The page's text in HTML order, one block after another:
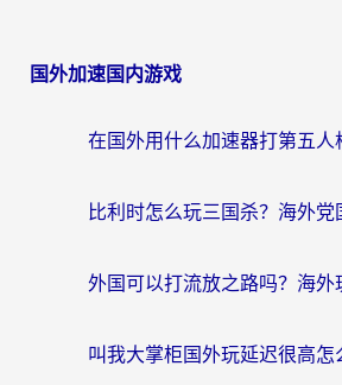
国外加速国内游戏